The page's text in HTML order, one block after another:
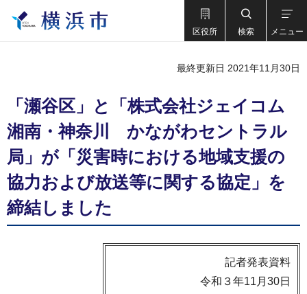
区役所 検索 メニュー
最終更新日 2021年11月30日
「瀬谷区」と「株式会社ジェイコム
湘南・神奈川 かながわセントラル
局」が「災害時における地域支援の
協力および放送等に関する協定」を
締結しました
記者発表資料
令和３年11月30日